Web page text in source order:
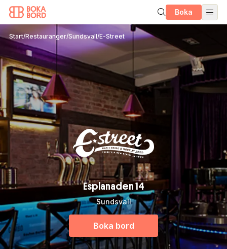
Boka
Start/Restauranger/Sundsvall/E-Street
Esplanaden 14
Sundsvall
Boka bord